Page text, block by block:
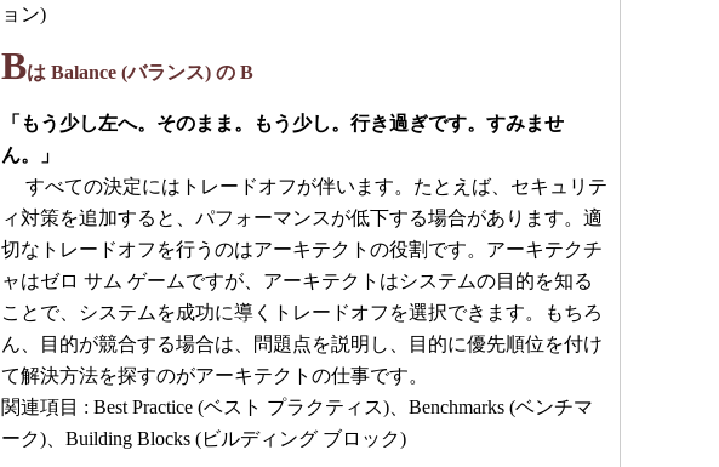
ョン)
Bは Balance (バランス) の B
「もう少し左へ。そのまま。もう少し。行き過ぎです。すみませ
ん。」
すべての決定にはトレードオフが伴います。たとえば、セキュリテ
ィ対策を追加すると、パフォーマンスが低下する場合があります。適
切なトレードオフを行うのはアーキテクトの役割です。アーキテクチ
ャはゼロ サム ゲームですが、アーキテクトはシステムの目的を知る
ことで、システムを成功に導くトレードオフを選択できます。もちろ
ん、目的が競合する場合は、問題点を説明し、目的に優先順位を付け
て解決方法を探すのがアーキテクトの仕事です。
関連項目 : Best Practice (ベスト プラクティス)、Benchmarks (ベンチマ
ーク)、Building Blocks (ビルディング ブロック)